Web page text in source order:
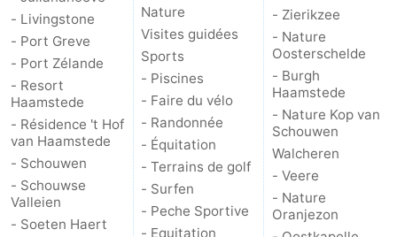
Contact
- Livingstone
- Port Greve
- Port Zélande
- Resort
Haamstede
- Résidence 't Hof
van Haamstede
- Schouwen
- Schouwse
Valleien
- Soeten Haert
Nature
Visites guidées
Sports
- Piscines
- Faire du vélo
- Randonnée
- Équitation
- Terrains de golf
- Surfen
- Peche Sportive
- Equitation
- Zierikzee
- Nature
Oosterschelde
- Burgh
Haamstede
- Nature Kop van
Schouwen
Walcheren
- Veere
- Nature
Oranjezon